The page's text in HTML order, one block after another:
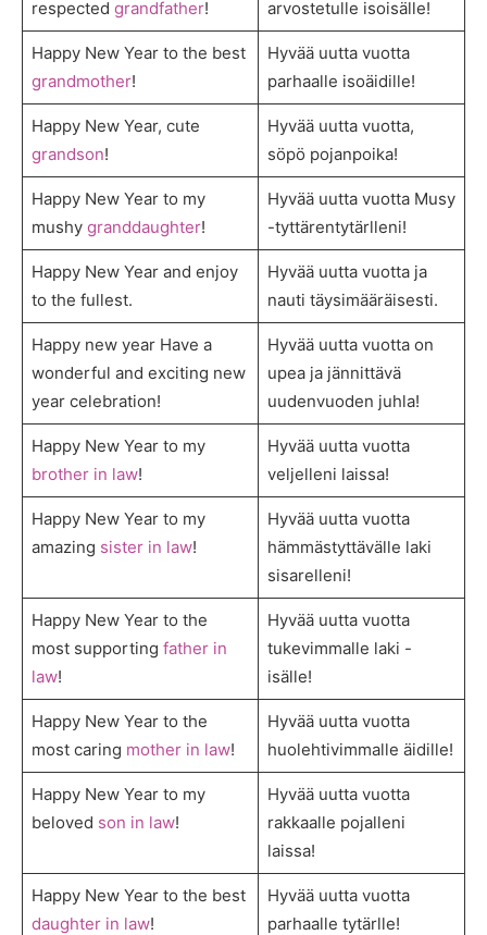
respected grandfather!
arvostetulle isoisälle!
Happy New Year to the best
grandmother!
Hyvää uutta vuotta
parhaalle isoäidille!
Happy New Year, cute
grandson!
Hyvää uutta vuotta,
söpö pojanpoika!
Happy New Year to my
mushy granddaughter!
Hyvää uutta vuotta Musy
-tyttärentytärlleni!
Happy New Year and enjoy
to the fullest.
Hyvää uutta vuotta ja
nauti täysimääräisesti.
Happy new year Have a
wonderful and exciting new
year celebration!
Hyvää uutta vuotta on
upea ja jännittävä
uudenvuoden juhla!
Happy New Year to my
brother in law!
Hyvää uutta vuotta
veljelleni laissa!
Happy New Year to my
amazing sister in law!
Hyvää uutta vuotta
hämmästyttävälle laki
sisarelleni!
Happy New Year to the
most supporting father in
law!
Hyvää uutta vuotta
tukevimmalle laki -
isälle!
Happy New Year to the
most caring mother in law!
Hyvää uutta vuotta
huolehtivimmalle äidille!
Happy New Year to my
beloved son in law!
Hyvää uutta vuotta
rakkaalle pojalleni
laissa!
Happy New Year to the best
daughter in law!
Hyvää uutta vuotta
parhaalle tytärlle!